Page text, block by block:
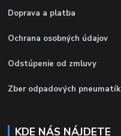
Doprava a platba
Ochrana osobných údajov
Odstúpenie od zmluvy
Zber odpadových pneumatík
KDE NÁS NÁJDETE